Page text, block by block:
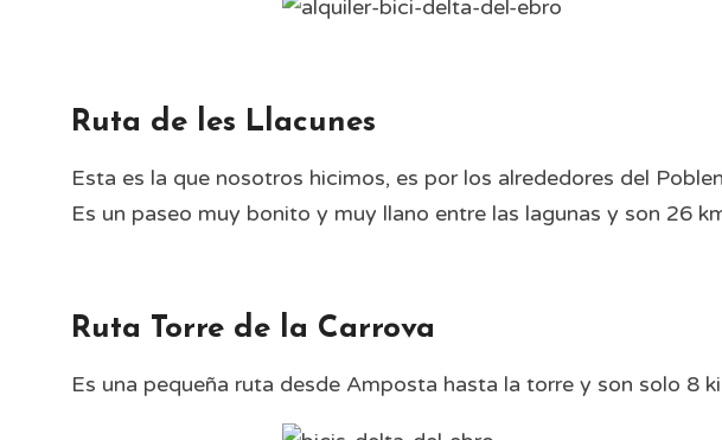
Ruta de les Llacunes
Esta es la que nosotros hicimos, es por los alrededores del
Es un paseo muy bonito y muy llano entre las lagunas y son 26
Ruta Torre de la Carrova
Es una pequeña ruta desde Amposta hasta la torre y son solo 8